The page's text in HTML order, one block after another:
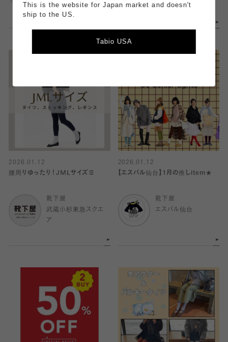
ア
2026.01.12
腰周りゆったり！JMLサイズ👖
靴下屋
武蔵小杉東急スクエ
ア
2026.01.12
【エスパル仙台】1月の推しitem★
靴下屋
エスパル仙台
This is the website for Japan market and doesn't
ship to the US.
Tabio USA